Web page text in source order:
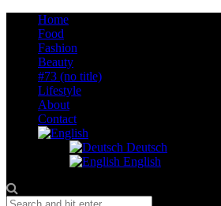
Home
Food
Fashion
Beauty
#73 (no title)
Lifestyle
About
Contact
Deutsch
English